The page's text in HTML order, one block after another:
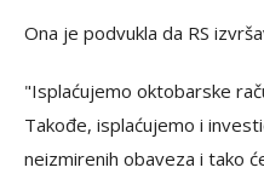
Ona je podvukla da RS
"Isplaćujemo oktobarske
Takođe, isplaćujemo i
neizmirenih obaveza i tako